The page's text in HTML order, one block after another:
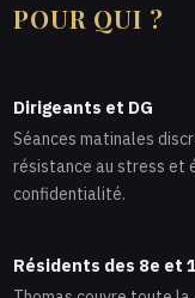
POUR QUI ?
Dirigeants et DG
Séances matinales
résistance au stress et
confidentialité.
Résidents des 8e et